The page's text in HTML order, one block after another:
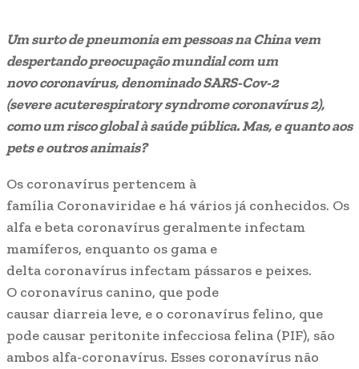
Um surto de pneumonia em pessoas na China vem
despertando preocupação mundial com um
novo coronavírus, denominado SARS-Cov-2
(severe acuterespiratory syndrome coronavírus 2),
como um risco global à saúde pública. Mas, e quanto aos
pets e outros animais?
Os coronavírus pertencem à
família Coronaviridae e há vários já conhecidos. Os
alfa e beta coronavírus geralmente infectam
mamíferos, enquanto os gama e
delta coronavírus infectam pássaros e peixes.
O coronavírus canino, que pode
causar diarreia leve, e o coronavírus felino, que
pode causar peritonite infecciosa felina (PIF), são
ambos alfa-coronavírus. Esses coronavírus não